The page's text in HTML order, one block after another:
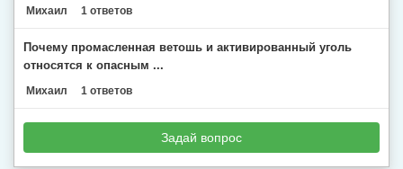
Михаил 1 ответов
Почему промасленная ветошь и активированный уголь
относятся к опасным ...
Михаил 1 ответов
Задай вопрос